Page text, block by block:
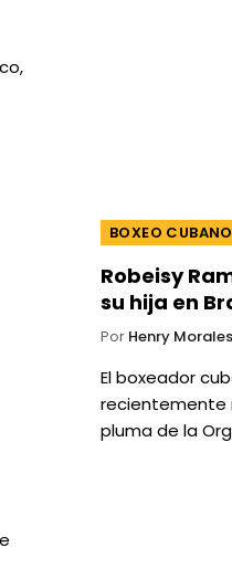
BOXEO CUBANO
Robeisy
su hija en
Por Henry
El boxeador
recientemente
pluma de la